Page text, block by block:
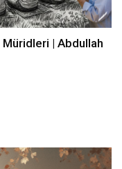
Müridleri | Abdullah